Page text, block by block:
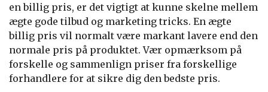
en billig pris, er det vigtigt at kunne skelne mellem
ægte gode tilbud og marketing tricks. En ægte
billig pris vil normalt være markant lavere end den
normale pris på produktet. Vær opmærksom på
forskelle og sammenlign priser fra forskellige
forhandlere for at sikre dig den bedste pris.